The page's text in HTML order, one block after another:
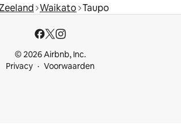
Waikato Taupo
© 2026 Airbnb, Inc.
Privacy
Voorwaarden